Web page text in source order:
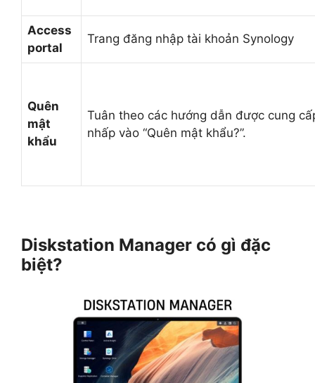
Access
portal
Trang đăng nhập tài khoản Synology
Quên
mật
khẩu
Tuân theo các hướng dẫn được cung
nhấp vào “Quên mật khẩu?”.
Diskstation Manager có gì đặc
biệt?